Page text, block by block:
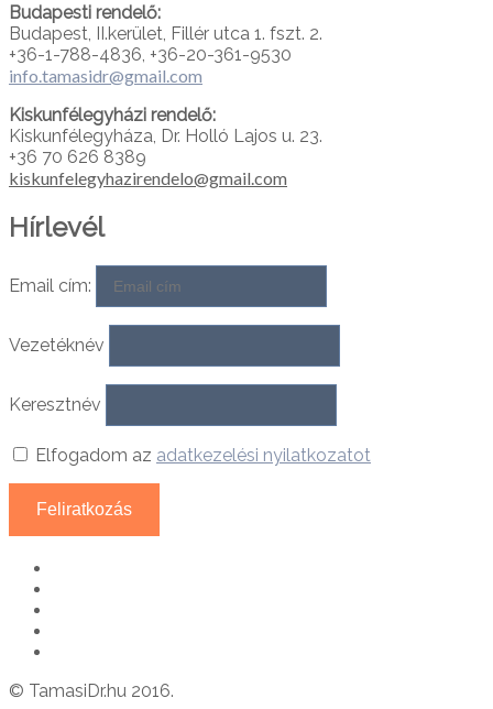
Budapesti rendelő:
Budapest, II.kerület, Fillér utca 1. fszt. 2.
+36-1-788-4836, +36-20-361-9530
info.tamasidr@gmail.com
Kiskunfélegyházi rendelő:
Kiskunfélegyháza, Dr. Holló Lajos u. 23.
+36 70 626 8389
kiskunfelegyhazirendelo@gmail.com
Hírlevél
Email cím:
Vezetéknév
Keresztnév
Elfogadom az adatkezelési nyilatkozatot
© TamasiDr.hu 2016.